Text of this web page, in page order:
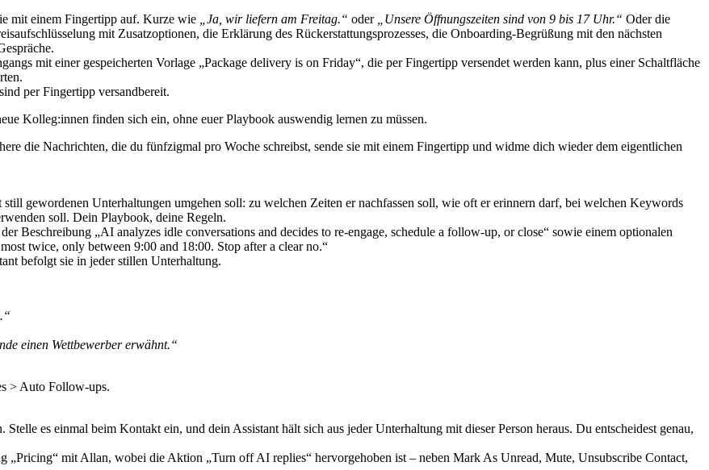
mit einem Fingertipp auf. Kurze wie
„Ja, wir liefern am Freitag.“ oder „Unsere Öffnungszeiten sind von 9 bis 17 Uhr.“ Oder die
mit Zusatzoptionen, die Erklärung des Rückerstattungsprozesses, die Onboarding-Begrüßung mit den nächsten
per Fingertipp versandbereit.
Kolleg:innen finden sich ein, ohne euer Playbook auswendig lernen zu müssen.
die Nachrichten, die du fünfzigmal pro Woche schreibst, sende sie mit einem Fingertipp und widme dich wieder dem eigentlichen
gewordenen Unterhaltungen umgehen soll: zu welchen Zeiten er nachfassen soll, wie oft er erinnern darf, bei welchen Keywords
soll. Dein Playbook, deine Regeln.
befolgt sie in jeder stillen Unterhaltung.
einen Wettbewerber erwähnt.“
> Auto Follow-ups.
es einmal beim Kontakt ein, und dein Assistant hält sich aus jeder Unterhaltung mit dieser Person heraus. Du entscheidest genau,